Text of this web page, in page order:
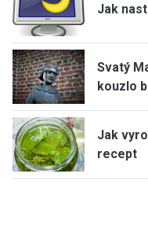
Jak
Svatý
kouzlo
Jak
recept